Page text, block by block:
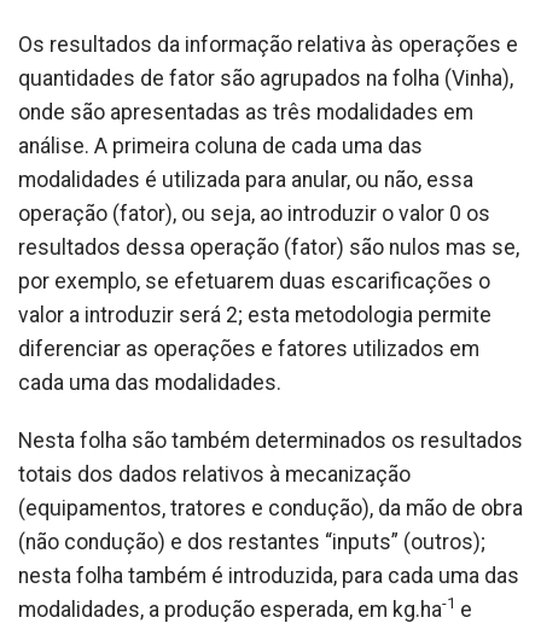
Os resultados da informação relativa às operações e
quantidades de fator são agrupados na folha (Vinha),
onde são apresentadas as três modalidades em
análise. A primeira coluna de cada uma das
modalidades é utilizada para anular, ou não, essa
operação (fator), ou seja, ao introduzir o valor 0 os
resultados dessa operação (fator) são nulos mas se,
por exemplo, se efetuarem duas escarificações o
valor a introduzir será 2; esta metodologia permite
diferenciar as operações e fatores utilizados em
cada uma das modalidades.
Nesta folha são também determinados os resultados
totais dos dados relativos à mecanização
(equipamentos, tratores e condução), da mão de obra
(não condução) e dos restantes “inputs” (outros);
nesta folha também é introduzida, para cada uma das
modalidades, a produção esperada, em kg.ha-1 e